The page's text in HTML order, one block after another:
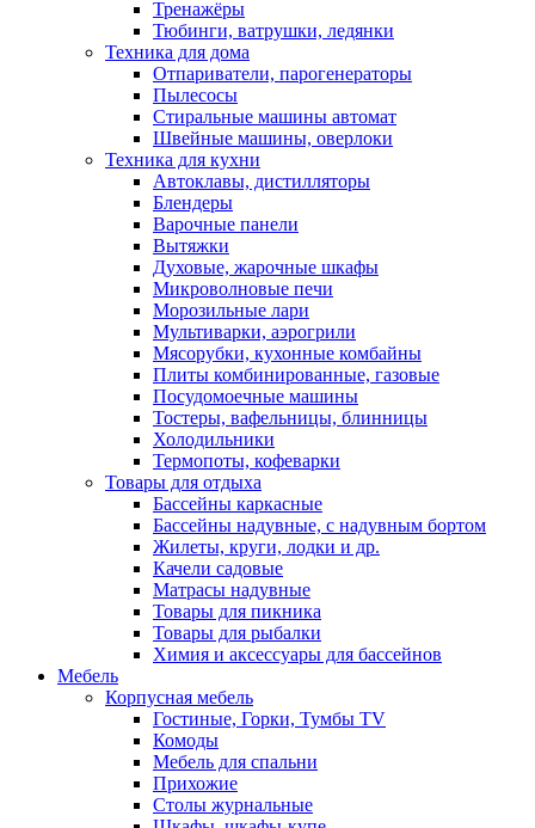
Тренажёры
Тюбинги, ватрушки, ледянки
Техника для дома
Отпариватели, парогенераторы
Пылесосы
Стиральные машины автомат
Швейные машины, оверлоки
Техника для кухни
Автоклавы, дистилляторы
Блендеры
Варочные панели
Вытяжки
Духовые, жарочные шкафы
Микроволновые печи
Морозильные лари
Мультиварки, аэрогрили
Мясорубки, кухонные комбайны
Плиты комбинированные, газовые
Посудомоечные машины
Тостеры, вафельницы, блинницы
Холодильники
Термопоты, кофеварки
Товары для отдыха
Бассейны каркасные
Бассейны надувные, с надувным бортом
Жилеты, круги, лодки и др.
Качели садовые
Матрасы надувные
Товары для пикника
Товары для рыбалки
Химия и аксессуары для бассейнов
Мебель
Корпусная мебель
Гостиные, Горки, Тумбы TV
Комоды
Мебель для спальни
Прихожие
Столы журнальные